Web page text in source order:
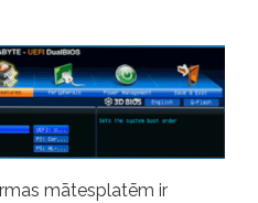
mātesplatēm ir